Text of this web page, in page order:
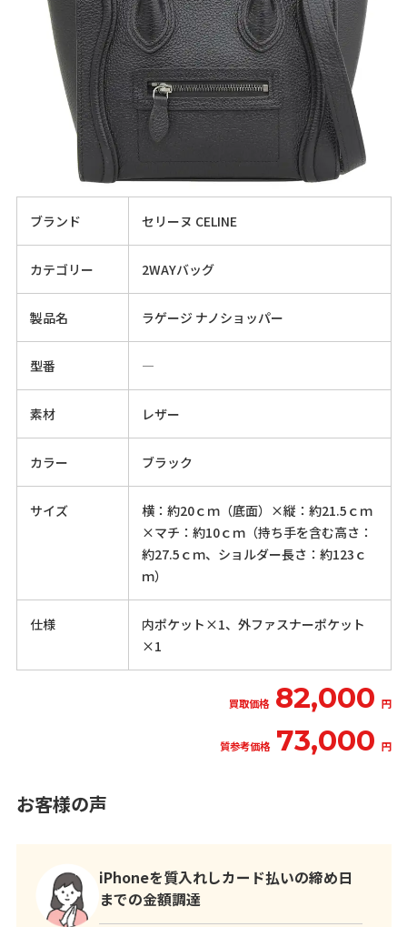
ブランド セリーヌ CELINE
カテゴリー 2WAYバッグ
製品名 ラゲージ ナノショッパー
型番 ―
素材 レザー
カラー ブラック
サイズ
横：約20ｃｍ（底面）×縦：約21.5ｃｍ
×マチ：約10ｃｍ（持ち手を含む高さ：
約27.5ｃｍ、ショルダー長さ：約123ｃ
ｍ）
仕様
内ポケット×1、外ファスナーポケット
×1
買取価格 82,000 円
質参考価格 73,000 円
お客様の声
iPhoneを質入れしカード払いの締め日
までの金額調達